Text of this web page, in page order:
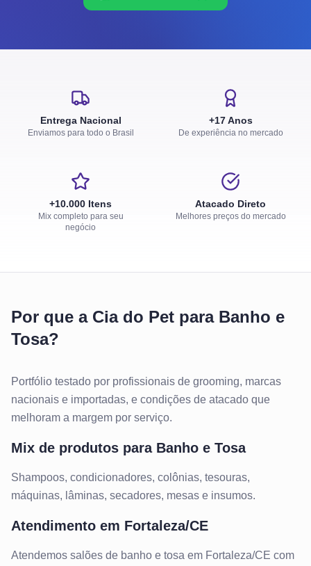
Entrega Nacional
Enviamos para todo o Brasil
+17 Anos
De experiência no mercado
+10.000 Itens
Mix completo para seu
negócio
Atacado Direto
Melhores preços do mercado
Por que a Cia do Pet para Banho e
Tosa?
Portfólio testado por profissionais de grooming, marcas
nacionais e importadas, e condições de atacado que
melhoram a margem por serviço.
Mix de produtos para Banho e Tosa
Shampoos, condicionadores, colônias, tesouras,
máquinas, lâminas, secadores, mesas e insumos.
Atendimento em Fortaleza/CE
Atendemos salões de banho e tosa em Fortaleza/CE com